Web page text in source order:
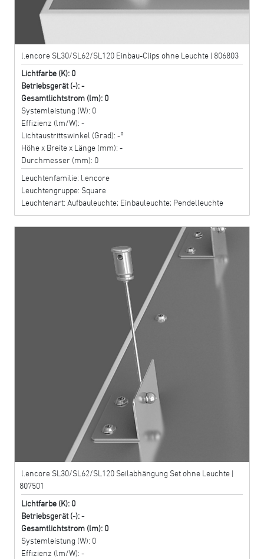
l.encore SL30/SL62/SL120 Einbau-Clips ohne Leuchte | 806803
Lichtfarbe (K): 0
Betriebsgerät (-): -
Gesamtlichtstrom (lm): 0
Systemleistung (W): 0
Effizienz (lm/W): -
Lichtaustrittswinkel (Grad): -°
Höhe x Breite x Länge (mm): -
Durchmesser (mm): 0
Leuchtenfamilie: l.encore
Leuchtengruppe: Square
Leuchtenart: Aufbauleuchte; Einbauleuchte; Pendelleuchte
l.encore SL30/SL62/SL120 Seilabhängung Set ohne Leuchte |
807501
Lichtfarbe (K): 0
Betriebsgerät (-): -
Gesamtlichtstrom (lm): 0
Systemleistung (W): 0
Effizienz (lm/W): -